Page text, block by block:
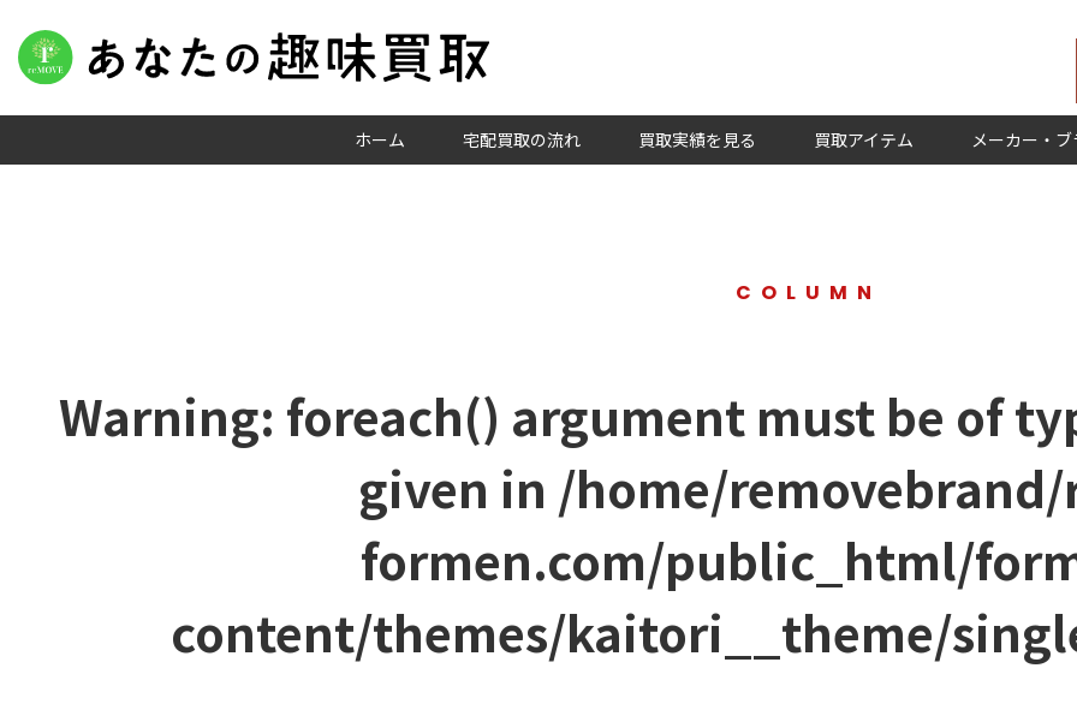
ホーム 宅配買取の流れ 買取実績を見る 買取アイテム メーカー・
COLUMN
Warning: foreach() argument must be of
given in /home/removebrand/
formen.com/public_html/
content/themes/kaitori__theme/